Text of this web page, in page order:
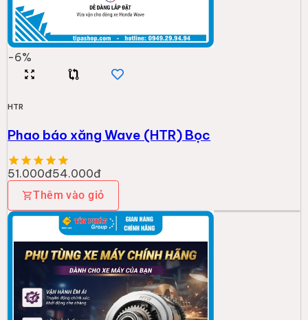
-6%
HTR
Phao báo xăng Wave (HTR) Bọc
51.000đ54.000đ
Thêm vào giỏ